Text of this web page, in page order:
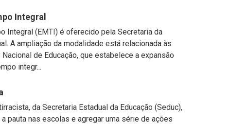
Integral
Integral (EMTI) é oferecido pela Secretaria da
A ampliação da modalidade está relacionada às
de Educação, que estabelece a expansão
integr...
da Secretaria Estadual da Educação (Seduc),
pauta nas escolas e agregar uma série de ações